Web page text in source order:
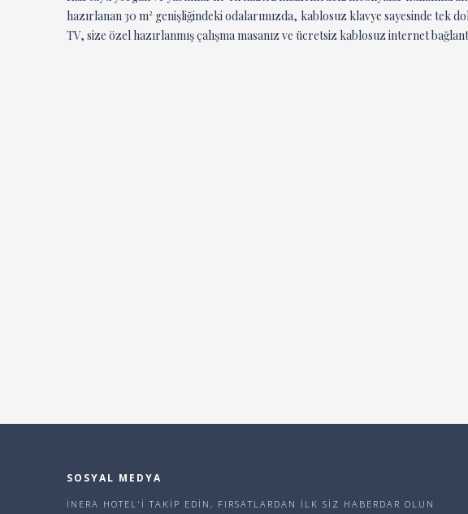
hazırlanan 30 m² genişliğindeki odalarımızda, kablosuz klavye sayesinde tek
TV, size özel hazırlanmış çalışma masanız ve ücretsiz kablosuz internet
SOSYAL MEDYA
İNERA HOTEL'İ TAKİP EDİN, FIRSATLARDAN İLK SİZ HABERDAR OLUN